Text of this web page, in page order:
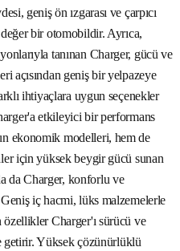
geniş ön ızgarası ve çarpıcı
bir otomobildir. Ayrıca,
tanınan Charger, gücü ve
açısından geniş bir yelpazeye
ihtiyaçlara uygun seçenekler
etkileyici bir performans
ekonomik modelleri, hem de
için yüksek beygir gücü sunan
da Charger, konforlu ve
iç hacmi, lüks malzemelerle
özellikler Charger'ı sürücü ve
Yüksek çözünürlüklü